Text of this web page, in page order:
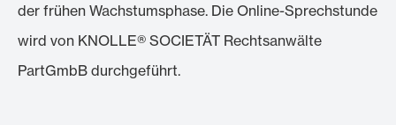
der frühen Wachstumsphase. Die Online-Sprechstunde
wird von KNOLLE® SOCIETÄT Rechtsanwälte
PartGmbB durchgeführt.